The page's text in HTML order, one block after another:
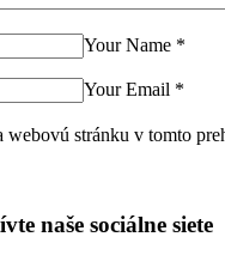
Your Name *
Your Email *
stránku v tomto
naše sociálne siete